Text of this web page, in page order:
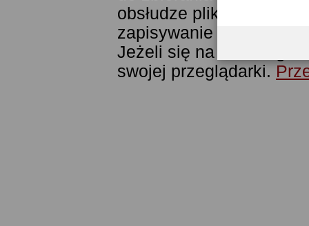
obsłudze plików
zapisywanie ich w
Jeżeli się na to nie
swojej przeglądarki.